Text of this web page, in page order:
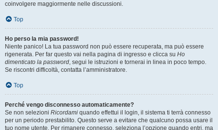
coinvolgere maggiormente nelle discussioni.
Top
Ho perso la mia password!
Niente panico! La tua password non può essere recuperata, ma può essere
rigenerata. Per far questo vai nella pagina di ingresso e clicca su Ho
dimenticato la password, segui le istruzioni e tornerai in linea in poco tempo.
Se riscontri difficoltà, contatta l’amministratore.
Top
Perché vengo disconnesso automaticamente?
Se non selezioni Ricordami quando effettui il login, il sistema ti terrà connesso
per un periodo prestabilito. Questo serve a evitare che qualcuno possa usare il
tuo nome utente. Per rimanere connesso, seleziona l’opzione quando entri, ma